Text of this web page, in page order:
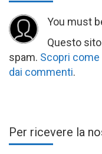
You must
Questo
spam. Scopri come
dai commenti.
Per ricevere la